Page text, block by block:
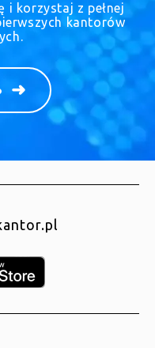
i korzystaj z pełnej
kantorów